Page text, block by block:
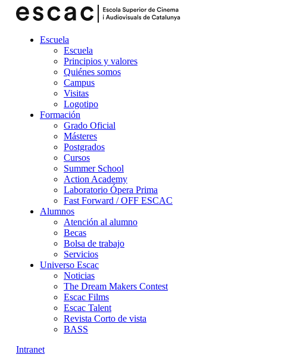
Escuela
Escuela
Principios y valores
Quiénes somos
Campus
Visitas
Logotipo
Formación
Grado Oficial
Másteres
Postgrados
Cursos
Summer School
Action Academy
Laboratorio Ópera Prima
Fast Forward / OFF ESCAC
Alumnos
Atención al alumno
Becas
Bolsa de trabajo
Servicios
Universo Escac
Noticias
The Dream Makers Contest
Escac Films
Escac Talent
Revista Corto de vista
BASS
Intranet